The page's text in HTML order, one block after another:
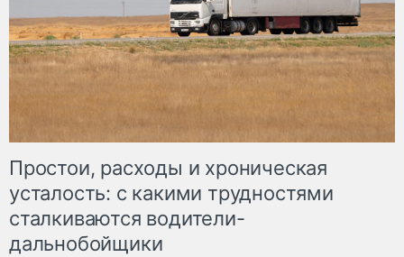
Простои, расходы и хроническая
усталость: с какими трудностями
сталкиваются водители-
дальнобойщики